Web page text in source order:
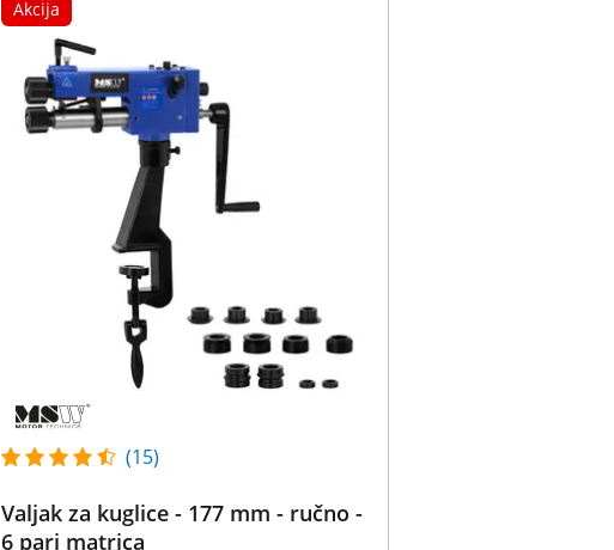
Akcija
(15)
Valjak za kuglice - 177 mm - ručno -
6 pari matrica